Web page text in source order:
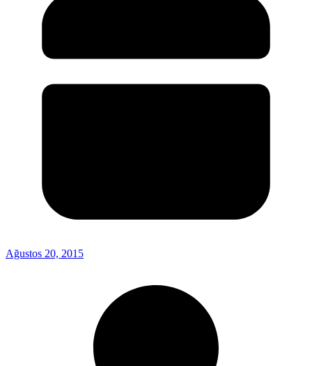
Ağustos 20, 2015